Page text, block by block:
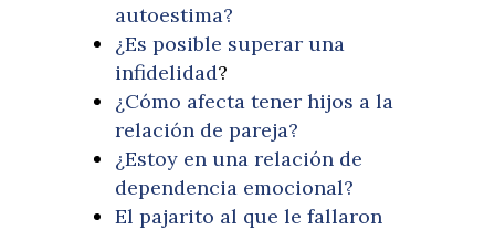
autoestima?
¿Es posible superar una
infidelidad?
¿Cómo afecta tener hijos a la
relación de pareja?
¿Estoy en una relación de
dependencia emocional?
El pajarito al que le fallaron